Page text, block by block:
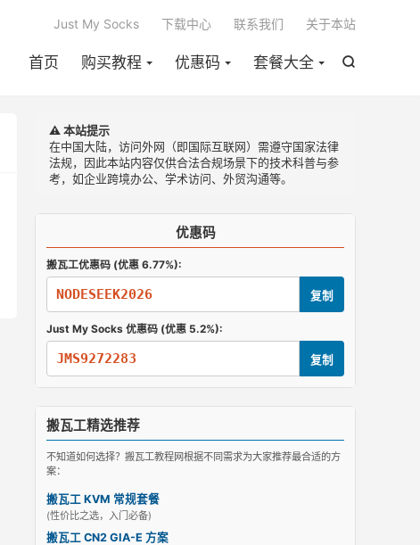

首页 购买教程 优惠码 套餐大全
Just My Socks 下载中心 联系我们 关于本站
⚠️ 本站提示
在中国大陆，访问外网（即国际互联网）需遵守国家法律
法规，因此本站内容仅供合法合规场景下的技术科普与参
考，如企业跨境办公、学术访问、外贸沟通等。
优惠码
搬瓦工优惠码 (优惠 6.77%):
NODESEEK2026 复制
Just My Socks 优惠码 (优惠 5.2%):
JMS9272283 复制
搬瓦工精选推荐
不知道如何选择？搬瓦工教程网根据不同需求为大家推荐最合适的方
案：
搬瓦工 KVM 常规套餐
(性价比之选，入门必备)
搬瓦工 CN2 GIA-E 方案